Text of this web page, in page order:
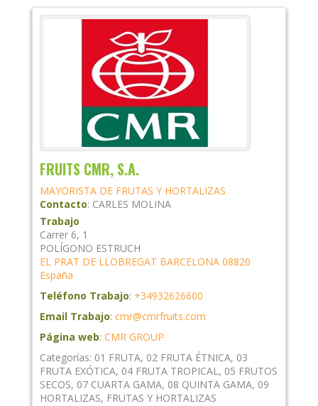
FRUITS CMR, S.A.
MAYORISTA DE FRUTAS Y HORTALIZAS
Contacto: CARLES MOLINA
Trabajo
Carrer 6, 1
POLÍGONO ESTRUCH
EL PRAT DE LLOBREGAT BARCELONA 08820
España
Teléfono Trabajo: +34932626600
Email Trabajo: cmr@cmrfruits.com
Página web: CMR GROUP
Categorías: 01 FRUTA, 02 FRUTA ÉTNICA, 03
FRUTA EXÓTICA, 04 FRUTA TROPICAL, 05 FRUTOS
SECOS, 07 CUARTA GAMA, 08 QUINTA GAMA, 09
HORTALIZAS, FRUTAS Y HORTALIZAS